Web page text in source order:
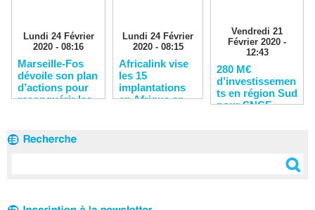
Lundi 24 Février
2020 - 08:16
Marseille-Fos
dévoile son plan
d’actions pour
reconquérir les
Lundi 24 Février
2020 - 08:15
Africalink vise
les 15
implantations
en Afrique en
Vendredi 21
Février 2020 -
12:43
280 M€
d’investissemen
ts en région Sud
pour SNCF